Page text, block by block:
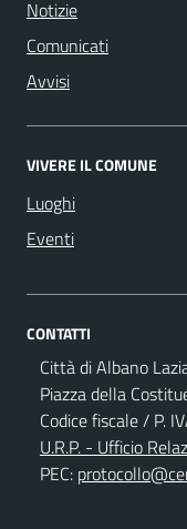
Notizie
Comunicati
Avvisi
VIVERE IL COMUNE
Luoghi
Eventi
CONTATTI
Città di Albano
Piazza della
Codice fiscale / P.
U.R.P. - Ufficio
PEC: